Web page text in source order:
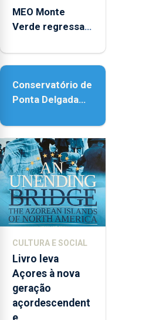
MEO Monte
Verde regressa
acessibilidade
Conservatório de
Ponta Delgada
novos
instrumentos
CULTURA E SOCIAL
Livro leva
Açores à nova
geração
açordescendent